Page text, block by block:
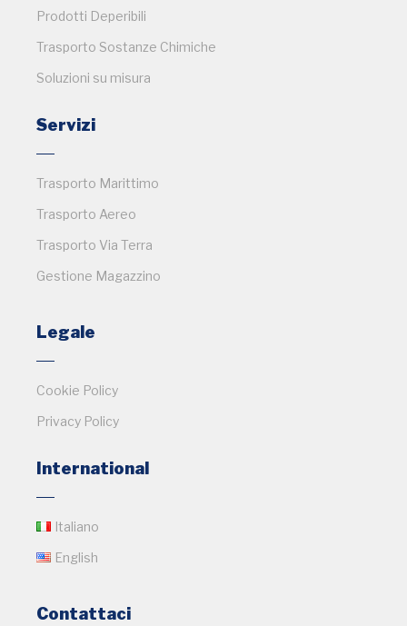
Prodotti Deperibili
Trasporto Sostanze Chimiche
Soluzioni su misura
Servizi
Trasporto Marittimo
Trasporto Aereo
Trasporto Via Terra
Gestione Magazzino
Legale
Cookie Policy
Privacy Policy
International
Italiano
English
Contattaci